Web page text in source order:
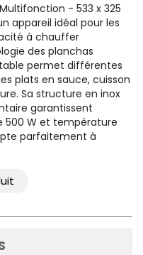
- 533 x 325
appareil idéal pour les
à chauffer
des planchas
permet différentes
plats en sauce, cuisson
Sa structure en inox
garantissent
500 W et température
parfaitement à